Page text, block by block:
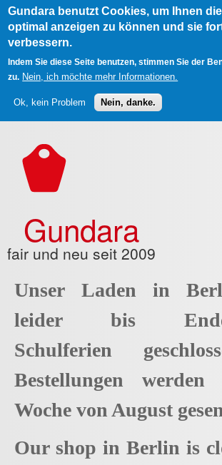
Gundara benutzt Cookies, um Ihnen
optimal anzeigen zu können und sie
verbessern.
Indem Sie diese Seite benutzen, stimmen Sie der
zu. Nein, ich möchte mehr Informationen.
Ok, kein Problem Nein, danke.
Gundara
fair und neu seit 2009
Unser Laden in
leider bis
Schulferien
Bestellungen
Woche von August
Our shop in Berlin is